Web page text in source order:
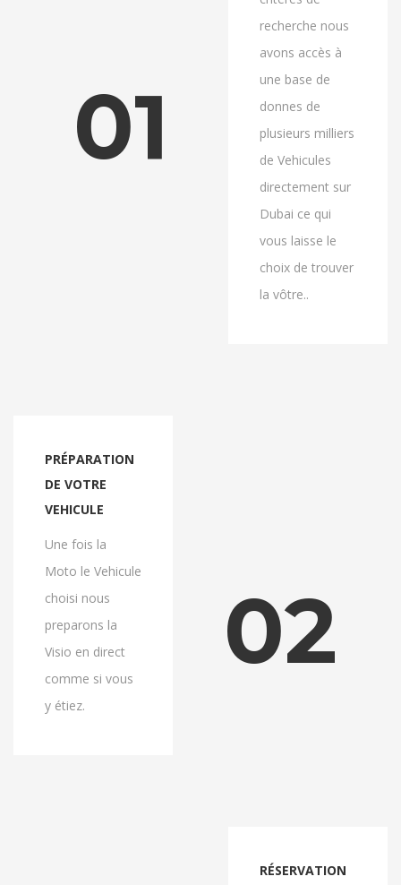
01
recherche nous
avons accès à
une base de
donnes de
plusieurs milliers
de Vehicules
directement sur
Dubai ce qui
vous laisse le
choix de trouver
la vôtre..
02
PRÉPARATION
DE VOTRE
VEHICULE
Une fois la
Moto le Vehicule
choisi nous
preparons la
Visio en direct
comme si vous
y étiez.
RÉSERVATION